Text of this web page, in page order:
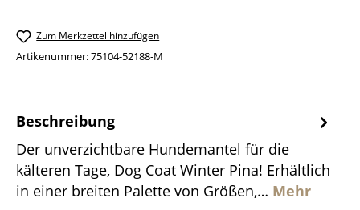
Zum Merkzettel hinzufügen
Artikenummer:75104-52188-M
Beschreibung
Der unverzichtbare Hundemantel für die
kälteren Tage, Dog Coat Winter Pina! Erhältlich
in einer breiten Palette von Größen,… Mehr